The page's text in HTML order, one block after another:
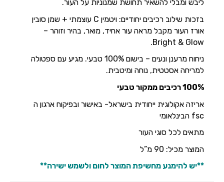
ליבש ומבלי להשאיר תחושת שמנוניות על העור.
בזכות שילוב רכיבים יחודיים: ויטמין C עוצמתי + שמן סובין
אורז העור מקבל מראה עור אחיד, מואר, בהיר וזוהר –
Bright & Glow.
ניחוח מרענן ונעים – בישום 100% טבעי. מגיע עם ספטולה
למריחה אסטטית, נוחה ומיטבית.
100% רכיבים ממקור טבעי
אריזה אקולוגית ייחודית בישראל- באישור ובפיקוח ארגון ה
fsc הבינלאומי
מתאים לכל סוגי העור
המוצר מכיל: 90 מ”ל
**יש להימנע מחשיפת המוצר לחום ולשמש ישירה**